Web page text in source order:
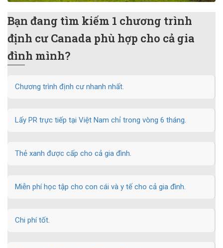
Bạn đang tìm kiếm 1 chương trình
định cư Canada phù hợp cho cả gia
đình mình?
Chương trình định cư nhanh nhất.
Lấy PR trực tiếp tại Việt Nam chỉ trong vòng 6 tháng.
Thẻ xanh được cấp cho cả gia đình.
Miễn phí học tập cho con cái và y tế cho cả gia đình.
Chi phí tốt.